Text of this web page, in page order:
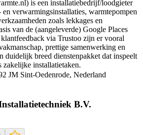
is een installatiebedrijf/loodgieter
verwarmingsinstallaties, warmtepompen
zoals lekkages en
van de (aangeleverde) Google Places
via Trustoo zijn er vooral
prettige samenwerking en
duidelijk breed dienstenpakket dat inspeelt
installatietaken.
JM Sint-Oedenrode, Nederland
B.V.